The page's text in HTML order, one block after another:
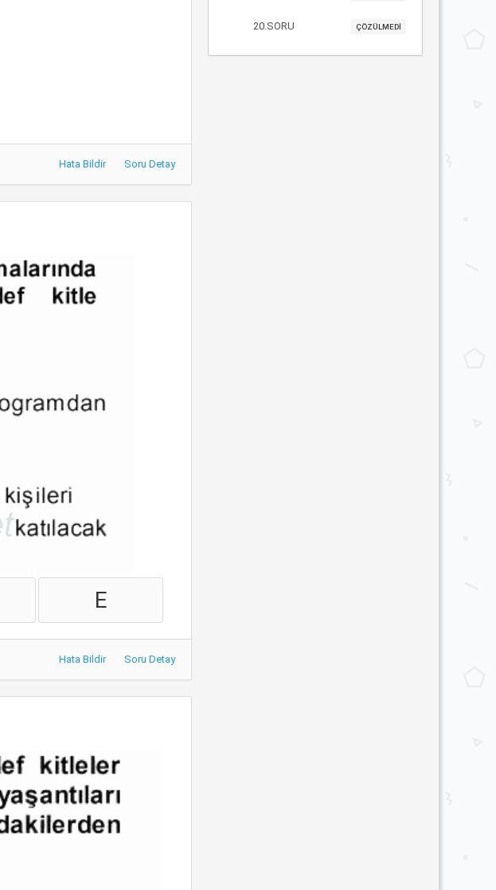
Hata Bildir Soru Detay
E
Hata Bildir Soru Detay
20.SORU ÇÖZÜLMEDİ